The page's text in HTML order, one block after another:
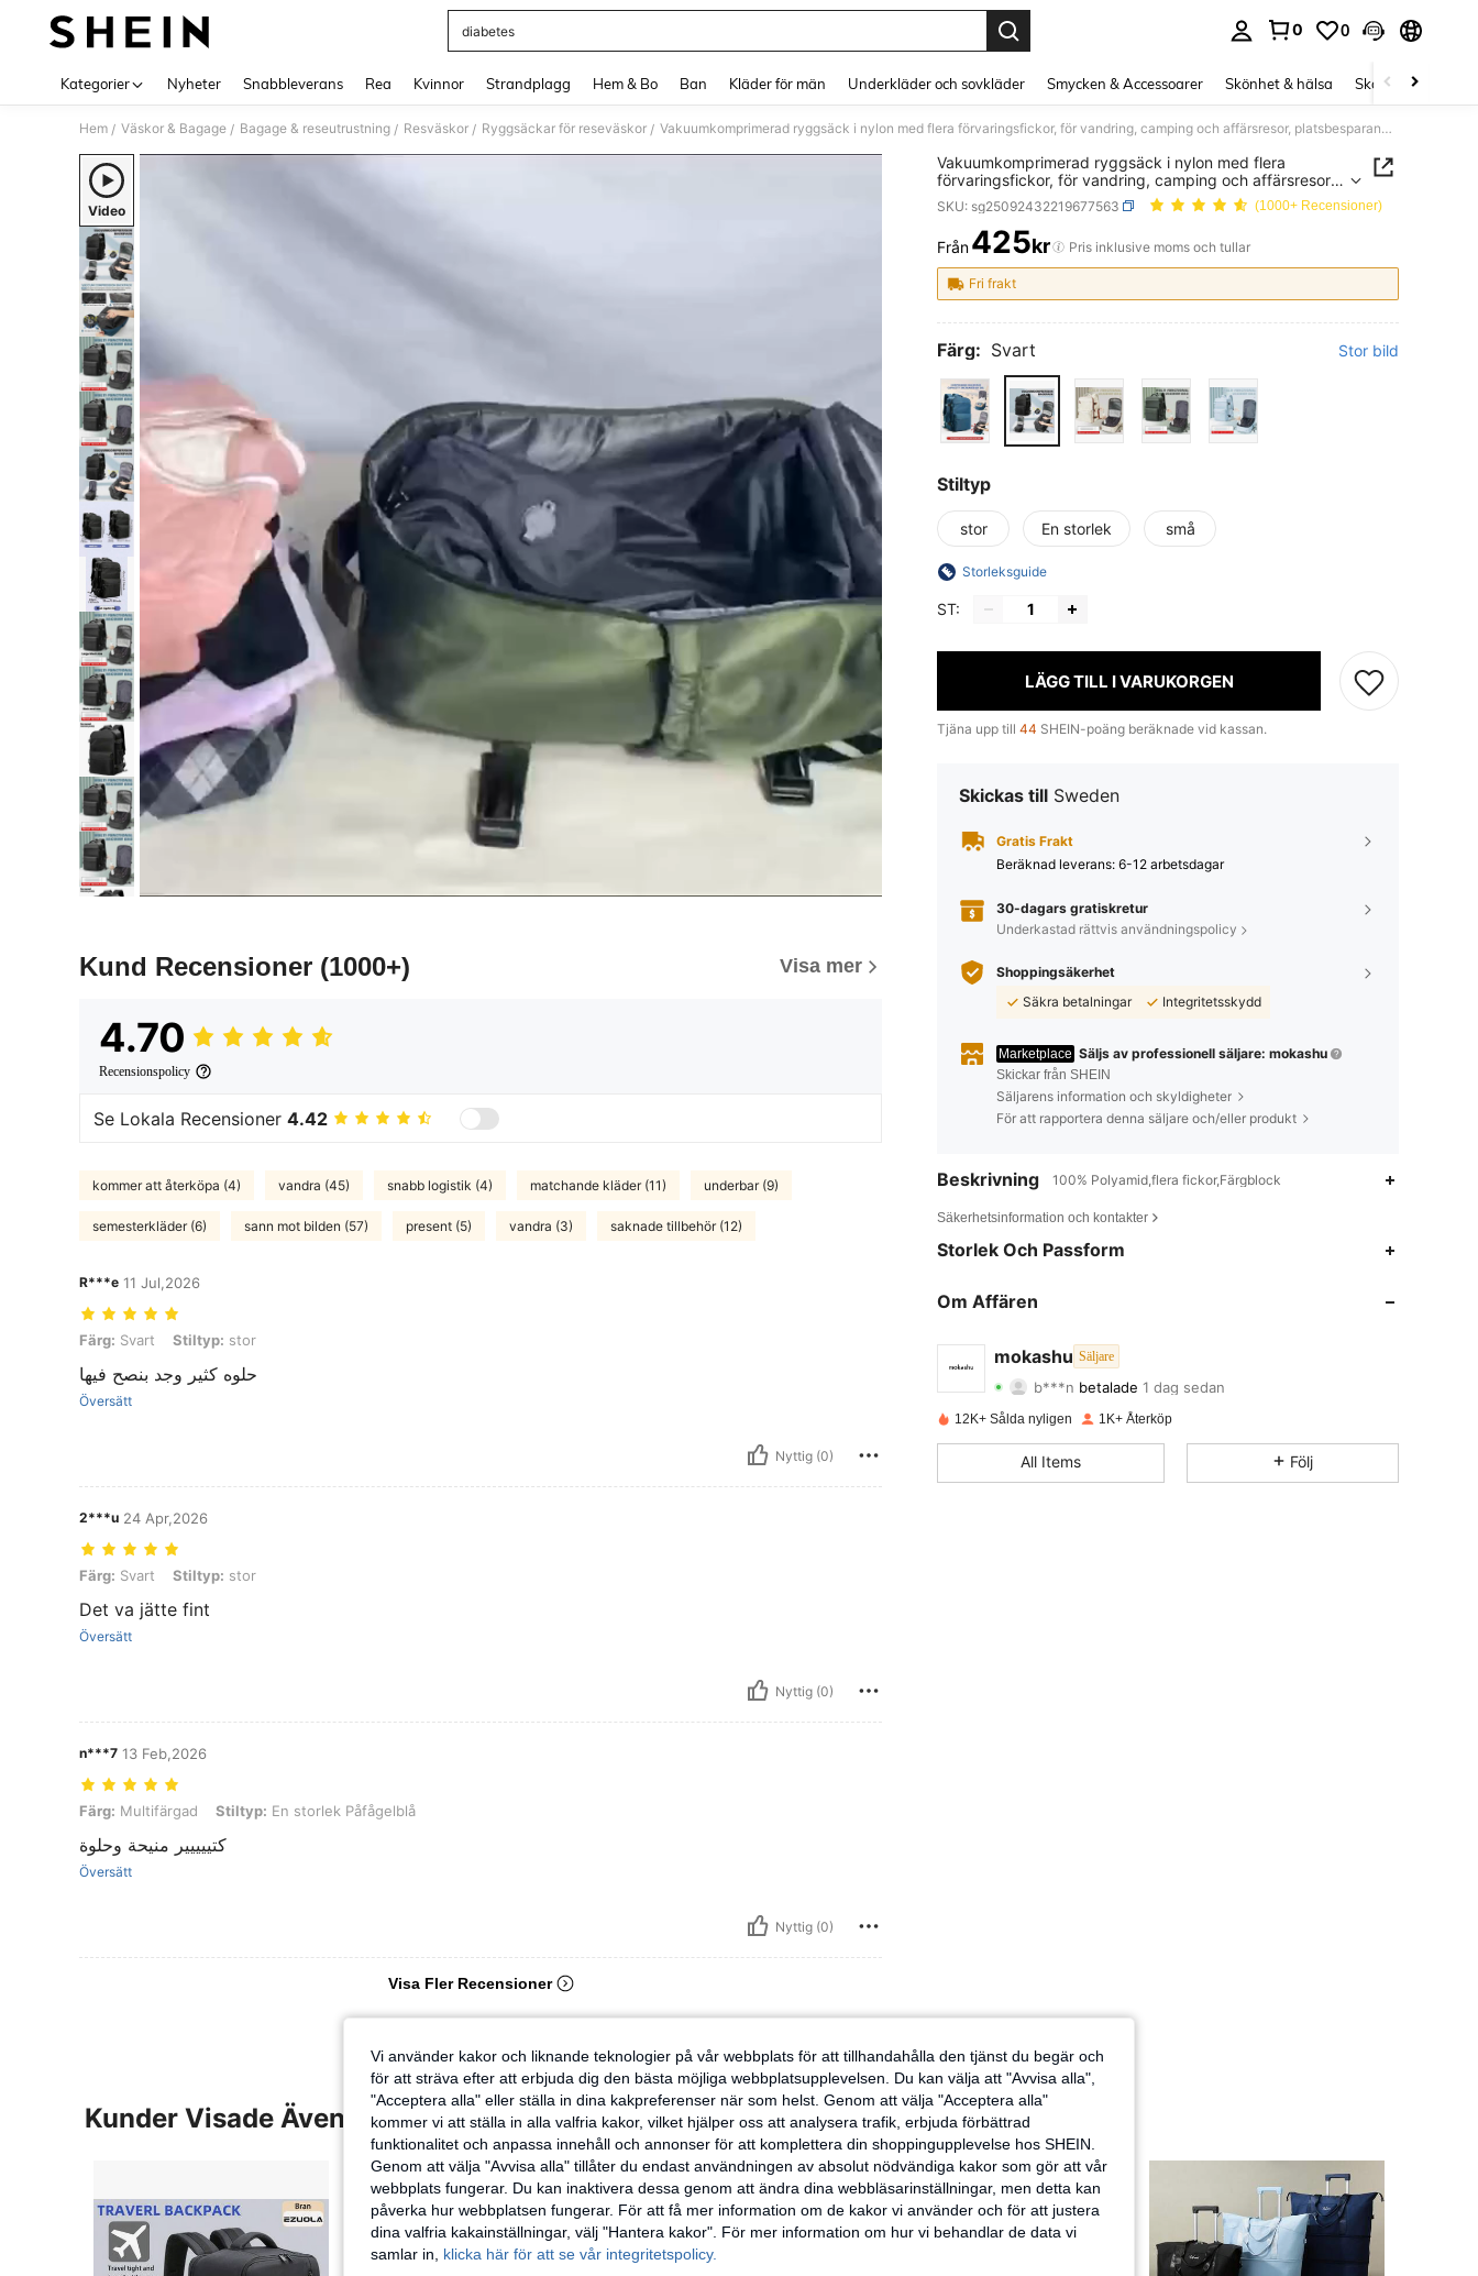
diabetes
0 0
Kategorier Nyheter Snabbleverans Rea Kvinnor Strandplagg Hem & Bo Ban Kläder för män Underkläder och sovkläder Smycken & Accessoarer Skönhet & hälsa Skor Curve
Hem / Väskor & Bagage / Bagage & reseutrustning / Resväskor / Ryggsäckar för reseväskor / Vakuumkomprimerad ryggsäck i nylon med flera förvaringsfickor, för vandring, camping och affärsresor, platsbesparande design, slitstark dragkedja, reseväska lämplig för flygresor
Video
Kund Recensioner (1000+) Visa mer
4.70
Recensionspolicy
Se Lokala Recensioner 4.42
kommer att återköpa (4) vandra (45) snabb logistik (4) matchande kläder (11) underbar (9)
semesterkläder (6) sann mot bilden (57) present (5) vandra (3) saknade tillbehör (12)
R***e 11 Jul,2026
Färg: Svart, Stiltyp: stor
Färg: Svart Stiltyp: stor
حلوه كثير وجد بنصح فيها
Översätt
Nyttig (0)
2***u 24 Apr,2026
Färg: Svart, Stiltyp: stor
Färg: Svart Stiltyp: stor
Det va jätte fint
Översätt
Nyttig (0)
n***7 13 Feb,2026
Färg: Multifärgad, Stiltyp: En storlek Påfågelblå
Färg: Multifärgad Stiltyp: En storlek Påfågelblå
كتييييير منيحة وحلوة
Översätt
Nyttig (0)
Visa Fler Recensioner
Vakuumkomprimerad ryggsäck i nylon med flera
förvaringsfickor, för vandring, camping och affärsresor,
platsbesparande design, slitstark dragkedja, reseväska
lämplig för flygresor
SKU: sg25092432219677563 (1000+ Recensioner)
PRICE AND AVAILABILITY
Från425kr Pris inklusive moms och tullar
Fri frakt
Färg: Svart Stor bild
Stiltyp
stor En storlek små
Storleksguide
ST:
LÄGG TILL I VARUKORGEN
Tjäna upp till 44 SHEIN-poäng beräknade vid kassan.
Skickas till Sweden
Gratis Frakt
Beräknad leverans: 6-12 arbetsdagar
30-dagars gratiskretur
Underkastad rättvis användningspolicy
Shoppingsäkerhet
Säkra betalningar
Integritetsskydd
Marketplace Säljs av professionell säljare: mokashu
Skickar från SHEIN
Säljarens information och skyldigheter
För att rapportera denna säljare och/eller produkt
Beskrivning 100% Polyamid,flera fickor,Färgblock
Säkerhetsinformation och kontakter
Storlek Och Passform
Om Affären
mokashu Säljare
40
b***n betalade 1 dag sedan
12K+ Sålda nyligen 1K+ Återköp
All Items Följ
Kunder Visade Även
Vi använder kakor och liknande teknologier på vår webbplats för att tillhandahålla den tjänst du begär och
för att sträva efter att erbjuda dig den bästa möjliga webbplatsupplevelsen. Du kan välja att "Avvisa alla",
"Acceptera alla" eller ställa in dina kakpreferenser när som helst. Genom att välja "Acceptera alla"
kommer vi att ställa in alla valfria kakor, vilket hjälper oss att analysera trafik, erbjuda förbättrad
funktionalitet och anpassa innehåll och annonser för att komplettera din shoppingupplevelse hos SHEIN.
Genom att välja "Avvisa alla" tillåter du endast användningen av absolut nödvändiga kakor som gör att vår
webbplats fungerar. Du kan inaktivera dessa genom att ändra dina webbläsarinställningar, men detta kan
påverka hur webbplatsen fungerar. För att få mer information om de kakor vi använder och för att justera
dina valfria kakainställningar, välj "Hantera kakor". För mer information om hur vi behandlar de data vi
samlar in, klicka här för att se vår integritetspolicy.